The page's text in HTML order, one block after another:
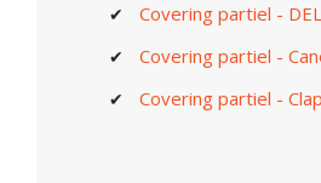
Covering partiel -
Covering partiel -
Covering partiel -